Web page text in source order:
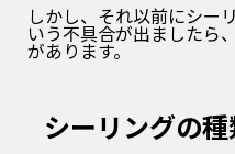
しかし、それ以前にシー
いう不具合が出ましたら
があります。
シーリングの